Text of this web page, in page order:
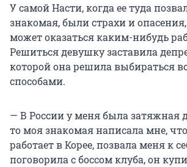
У самой Насти, когда ее туда
знакомая, были страхи и опасения,
может оказаться каким-нибудь
Решиться девушку заставила
которой она решила выбираться
способами.
— В России у меня была затяжная
то моя знакомая написала мне,
работает в Корее, позвала меня к
поговорила с боссом клуба, он